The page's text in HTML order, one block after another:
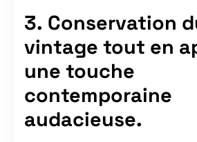
3. Conservation
vintage tout en
une touche
contemporaine
audacieuse.